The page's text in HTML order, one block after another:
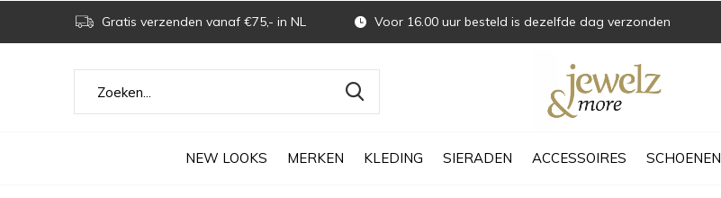
NEW LOOKS MERKEN KLEDING SIERADEN ACCESSOIRES SCHOENEN
Gratis verzenden vanaf €75,- in NL Voor 16.00 uur besteld is dezelfde dag verzonden